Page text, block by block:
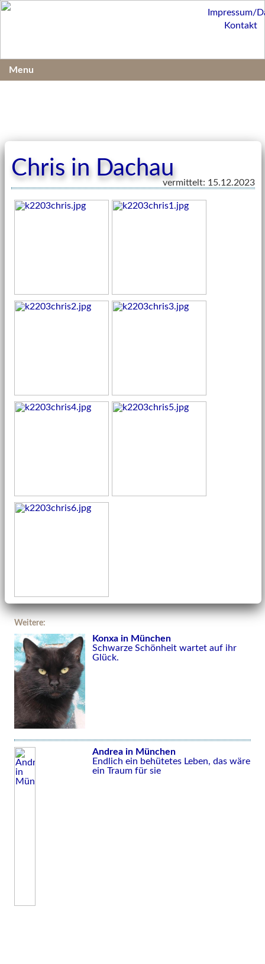
Chris in Dachau
vermittelt: 15.12.2023
Weitere:
Konxa in München
Schwarze Schönheit wartet auf ihr
Glück.
Andrea in München
Endlich ein behütetes Leben, das wäre
ein Traum für sie
Impressum/
Kontakt
Menu